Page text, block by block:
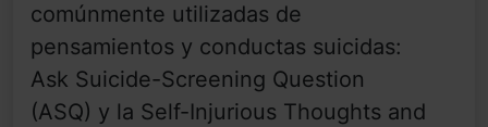
comúnmente utilizadas de
pensamientos y conductas suicidas:
Ask Suicide-Screening Question
(ASQ) y la Self-Injurious Thoughts and